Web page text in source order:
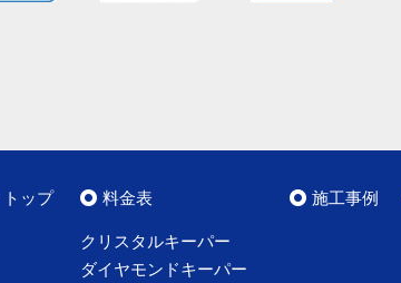
トップ 料金表
クリスタルキーパー
ダイヤモンドキーパー
施工事例